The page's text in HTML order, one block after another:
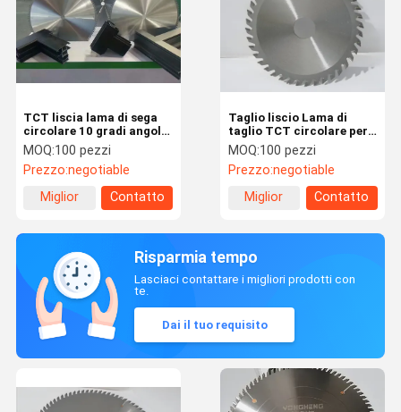
TCT liscia lama di sega
circolare 10 gradi angolo
di gancio per uso
generale
MOQ:100 pezzi
Prezzo:negotiable
Miglior
Contatto
Taglio liscio Lama di
taglio TCT circolare per
macchine di rettifica
automatica
MOQ:100 pezzi
Prezzo:negotiable
Miglior
Contatto
Risparmia tempo
Lasciaci contattare i migliori prodotti con
te.
Dai il tuo requisito